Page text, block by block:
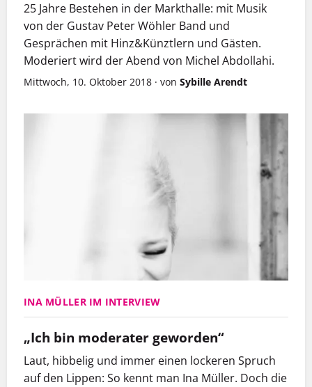
25 Jahre Bestehen in der Markthalle: mit Musik
von der Gustav Peter Wöhler Band und
Gesprächen mit Hinz&Künztlern und Gästen.
Moderiert wird der Abend von Michel Abdollahi.
Mittwoch, 10. Oktober 2018 · von Sybille Arendt
INA MÜLLER IM INTERVIEW
„Ich bin moderater geworden“
Laut, hibbelig und immer einen lockeren Spruch
auf den Lippen: So kennt man Ina Müller. Doch die